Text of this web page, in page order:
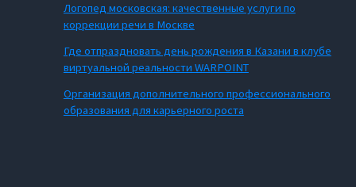
Логопед московская: качественные услуги по
коррекции речи в Москве
Где отпраздновать день рождения в Казани в клубе
виртуальной реальности WARPOINT
Организация дополнительного профессионального
образования для карьерного роста